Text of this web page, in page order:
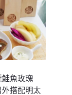
鮭魚玫瑰
搭配明太